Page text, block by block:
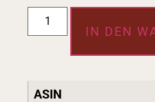
IN DEN
ASIN